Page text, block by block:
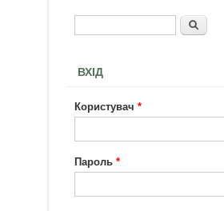
Пошукова форма
Пошук
ВХІД
Користувач*
Пароль*